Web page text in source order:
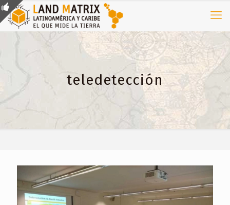
teledetección